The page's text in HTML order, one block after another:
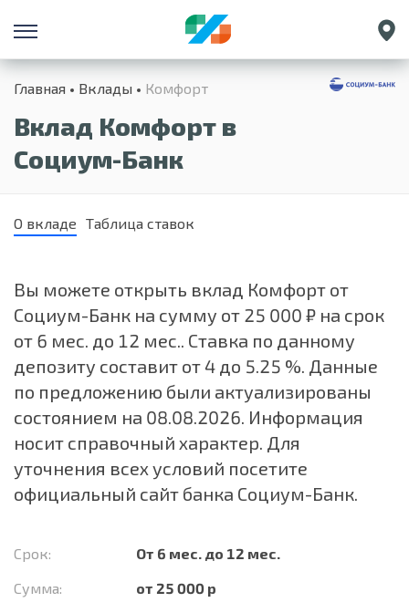
Санкт-Петербург
Екатеринбург
Главная Вклады Комфорт
Вклад Комфорт в
Социум-Банк
О вкладе Таблица ставок
Вы можете открыть вклад Комфорт от
Социум-Банк на сумму от 25 000 ₽ на срок
от 6 мес. до 12 мес.. Ставка по данному
депозиту составит от 4 до 5.25 %. Данные
по предложению были актуализированы
состоянием на 08.08.2026. Информация
носит справочный характер. Для
уточнения всех условий посетите
официальный сайт банка Социум-Банк.
Срок:
От 6 мес. до 12 мес.
Сумма:
от 25 000 р